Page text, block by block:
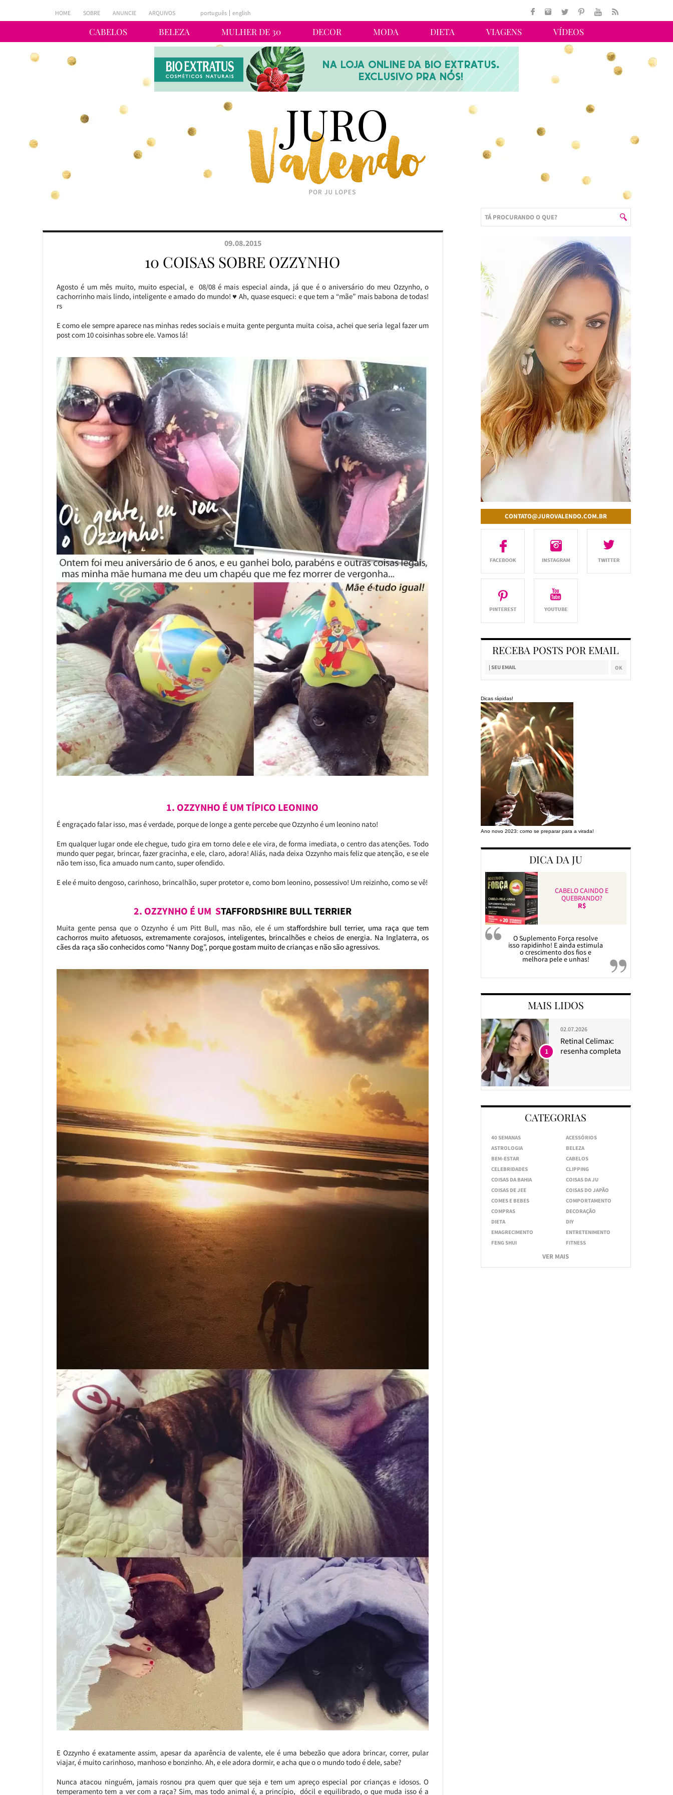
CABELOS BELEZA MULHER DE 30 DECOR MODA DIETA VIAGENS VÍDEOS
HOME SOBRE ANUNCIE ARQUIVOS português english
09.08.2015
10 COISAS SOBRE OZZYNHO
Agosto é um mês muito, muito especial, e 08/08 é mais especial ainda, já que é o aniversário do meu Ozzynho, o
cachorrinho mais lindo, inteligente e amado do mundo! ♥ Ah, quase esqueci: e que tem a “mãe” mais babona de todas!
rs
E como ele sempre aparece nas minhas redes sociais e muita gente pergunta muita coisa, achei que seria legal fazer um
post com 10 coisinhas sobre ele. Vamos lá!
1. OZZYNHO É UM TÍPICO LEONINO
É engraçado falar isso, mas é verdade, porque de longe a gente percebe que Ozzynho é um leonino nato!
Em qualquer lugar onde ele chegue, tudo gira em torno dele e ele vira, de forma imediata, o centro das atenções. Todo
mundo quer pegar, brincar, fazer gracinha, e ele, claro, adora! Aliás, nada deixa Ozzynho mais feliz que atenção, e se ele
não tem isso, fica amuado num canto, super ofendido.
E ele é muito dengoso, carinhoso, brincalhão, super protetor e, como bom leonino, possessivo! Um reizinho, como se vê!
2. OZZYNHO É UM STAFFORDSHIRE BULL TERRIER
Muita gente pensa que o Ozzynho é um Pitt Bull, mas não, ele é um staffordshire bull terrier, uma raça que tem
cachorros muito afetuosos, extremamente corajosos, inteligentes, brincalhões e cheios de energia. Na Inglaterra, os
cães da raça são conhecidos como “Nanny Dog”, porque gostam muito de crianças e não são agressivos.
E Ozzynho é exatamente assim, apesar da aparência de valente, ele é uma bebezão que adora brincar, correr, pular
viajar, é muito carinhoso, manhoso e bonzinho. Ah, e ele adora dormir, e acha que o o mundo todo é dele, sabe?
Nunca atacou ninguém, jamais rosnou pra quem quer que seja e tem um apreço especial por crianças e idosos. O
temperamento tem a ver com a raça? Sim, mas todo animal é, a princípio, dócil e equilibrado, o que muda isso é a
CONTATO@JUROVALENDO.COM.BR
RECEBA POSTS POR EMAIL
Dicas rápidas!
Ano novo 2023: como se preparar para a virada!
DICA DA JU
CABELO CAINDO E
QUEBRANDO?
R$
O Suplemento Força resolve
isso rapidinho! E ainda estimula
o crescimento dos fios e
melhora pele e unhas!
MAIS LIDOS
02.07.2026
Retinal Celimax:
resenha completa
1
CATEGORIAS
40 SEMANAS
ACESSÓRIOS
ASTROLOGIA
BELEZA
BEM-ESTAR
CABELOS
CELEBRIDADES
CLIPPING
COISAS DA BAHIA
COISAS DA JU
COISAS DE JEE
COISAS DO JAPÃO
COMES E BEBES
COMPORTAMENTO
COMPRAS
DECORAÇÃO
DIETA
DIY
EMAGRECIMENTO
ENTRETENIMENTO
FENG SHUI
FITNESS
VER MAIS